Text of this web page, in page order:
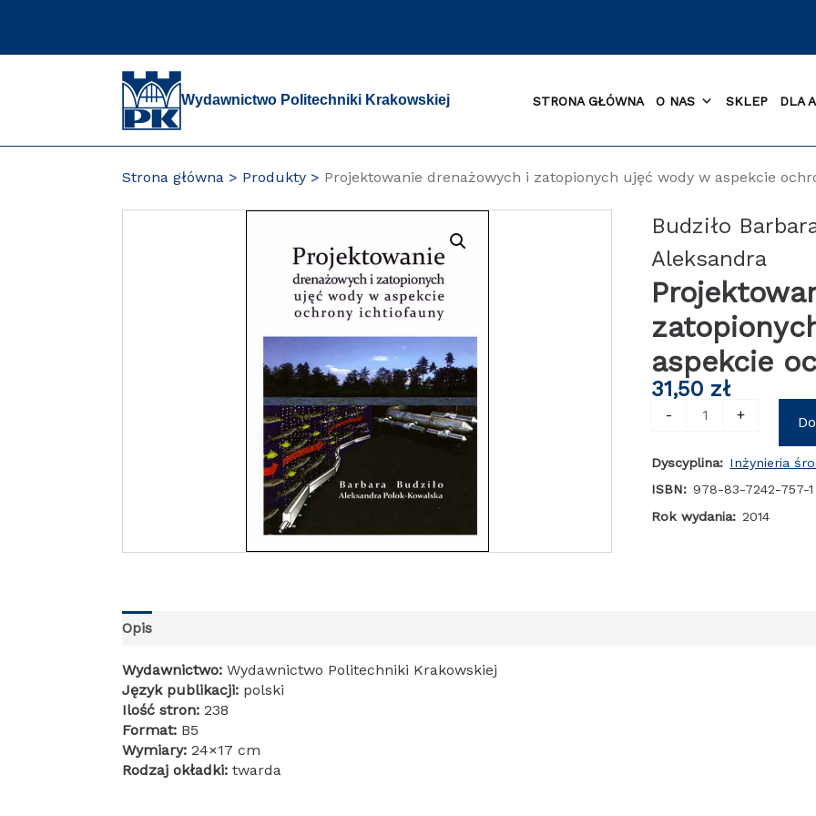
Wydawnictwo Politechniki Krakowskiej STRONA GŁÓWNA O NAS SKLEP DLA
Strona główna Produkty Projektowanie drenażowych i zatopionych ujęć wody w aspekcie
Budziło
Aleksandra
aspekcie
31,50 zł
-
i
zatopionych
ujęć
+
Dyscyplina: Inżynieria
ISBN: 978-83-7242-757-1
Rok wydania: 2014
Opis
Wydawnictwo:Wydawnictwo Politechniki Krakowskiej
Język publikacji: polski
Ilość stron:238
Format: B5
Wymiary:24×17 cm
Rodzaj okładki:twarda